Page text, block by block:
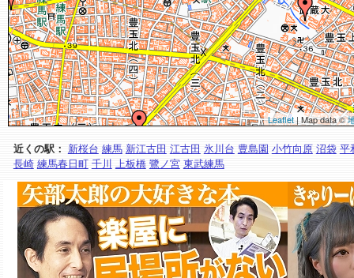
Leaflet| Map data ©
近くの駅： 新桜台 練馬 新江古田 江古田 氷川台 豊島園 小竹向原 沼袋 平
長崎 練馬春日町 千川 上板橋 鷺ノ宮 東武練馬